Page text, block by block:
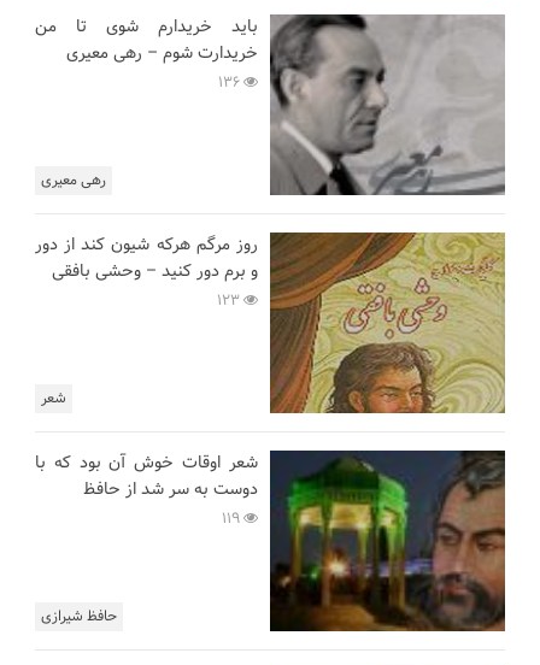
رهی معیری
باید خریدارم شوی تا من
خریدارت شوم – رهی معیری
شعر
روز مرگم هرکه شیون کند از دور
و برم دور کنید – وحشی بافقی
حافظ شیرازی
شعر اوقات خوش آن بود که با
دوست به سر شد از حافظ